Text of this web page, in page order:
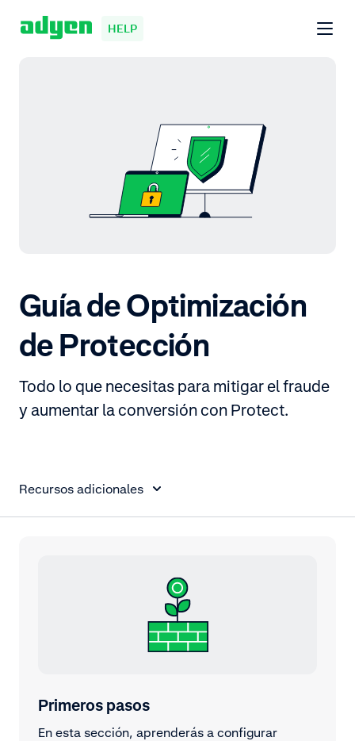
HELP
Guía de Optimización
de Protección
Todo lo que necesitas para mitigar el fraude
y aumentar la conversión con Protect.
Recursos adicionales
Primeros pasos
En esta sección, aprenderás a configurar